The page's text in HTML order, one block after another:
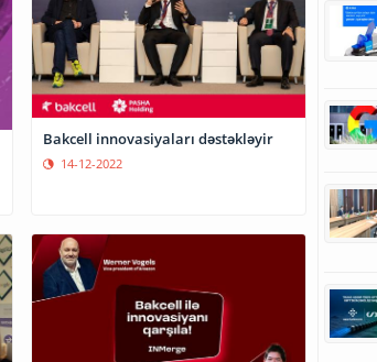
Bakcell innovasiyaları dəstəkləyir
14-12-2022